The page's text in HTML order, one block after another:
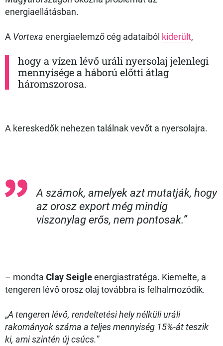
energiaellátásban.
A Vortexa energiaelemző cég adataiból kiderült,
hogy a vízen lévő uráli nyersolaj jelenlegi
mennyisége a háború előtti átlag
háromszorosa.
A kereskedők nehezen találnak vevőt a nyersolajra.
A számok, amelyek azt mutatják, hogy
az orosz export még mindig
viszonylag erős, nem pontosak.”
– mondta Clay Seigleenergiastratéga. Kiemelte, a
tengeren lévő orosz olaj továbbra is felhalmozódik.
„A tengeren lévő, rendeltetési hely nélküli uráli
rakományok száma a teljes mennyiség 15%-át teszik
ki, ami szintén új csúcs.”